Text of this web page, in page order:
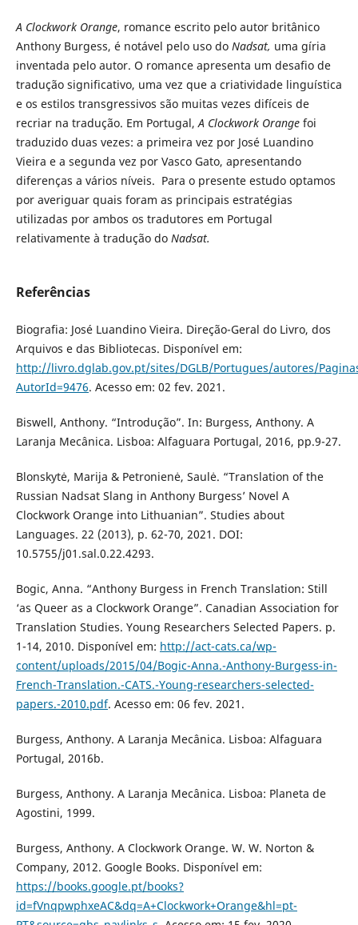
A Clockwork Orange, romance escrito pelo autor britânico
Anthony Burgess, é notável pelo uso do Nadsat, uma gíria
inventada pelo autor. O romance apresenta um desafio de
tradução significativo, uma vez que a criatividade linguística
e os estilos transgressivos são muitas vezes difíceis de
recriar na tradução. Em Portugal,A Clockwork Orangefoi
traduzido duas vezes: a primeira vez por José Luandino
Vieira e a segunda vez por Vasco Gato, apresentando
diferenças a vários níveis. Para o presente estudo optamos
por averiguar quais foram as principais estratégias
utilizadas por ambos os tradutores em Portugal
relativamente à tradução do Nadsat.
Referências
Biografia: José Luandino Vieira. Direção-Geral do Livro, dos
Arquivos e das Bibliotecas. Disponível em:
http://livro.dglab.gov.pt/sites/DGLB/Portugues/autores/
AutorId=9476. Acesso em: 02 fev. 2021.
Biswell, Anthony. “Introdução”. In: Burgess, Anthony. A
Laranja Mecânica. Lisboa: Alfaguara Portugal, 2016, pp.9-27.
Blonskytė, Marija & Petronienė, Saulė. “Translation of the
Russian Nadsat Slang in Anthony Burgess’ Novel A
Clockwork Orange into Lithuanian”. Studies about
Languages. 22 (2013), p. 62-70, 2021. DOI:
10.5755/j01.sal.0.22.4293.
Bogic, Anna. “Anthony Burgess in French Translation: Still
‘as Queer as a Clockwork Orange”. Canadian Association for
Translation Studies. Young Researchers Selected Papers. p.
1-14, 2010. Disponível em: http://act-cats.ca/wp-
content/uploads/2015/04/Bogic-Anna.-Anthony-Burgess-in-
French-Translation.-CATS.-Young-researchers-selected-
papers.-2010.pdf. Acesso em: 06 fev. 2021.
Burgess, Anthony. A Laranja Mecânica. Lisboa: Alfaguara
Portugal, 2016b.
Burgess, Anthony. A Laranja Mecânica. Lisboa: Planeta de
Agostini, 1999.
Burgess, Anthony. A Clockwork Orange. W. W. Norton &
Company, 2012. Google Books. Disponível em:
https://books.google.pt/books?
id=fVnqpwphxeAC&dq=A+Clockwork+Orange&hl=pt-